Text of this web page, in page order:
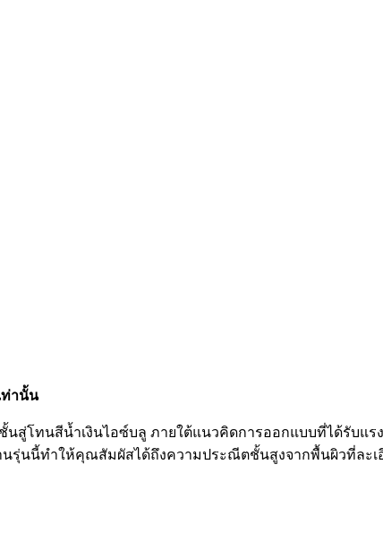
ท่านั้น
สู่โทนสีน้ำเงินไอซ์บลู ภายใต้แนวคิดการออกแบบที่ได้รับแร
นรุ่นนี้ทำให้คุณสัมผัสได้ถึงความประณีตชั้นสูงจากพื้นผิวที่ละเ